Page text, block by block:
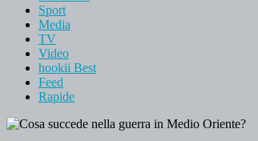
Sport
Media
TV
Video
hookii Best
Feed
Rapide